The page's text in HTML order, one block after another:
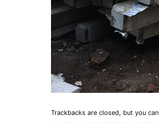
Trackbacks are closed, but you can